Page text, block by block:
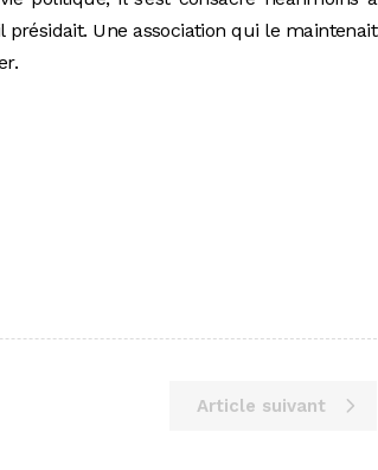
présidait. Une association qui le maintenait
Article suivant